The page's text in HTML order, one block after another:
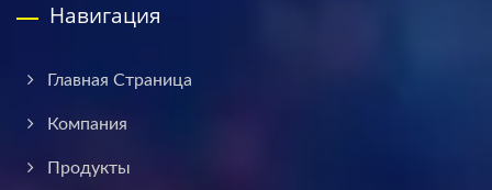
Навигация
Главная Страница
Компания
Продукты